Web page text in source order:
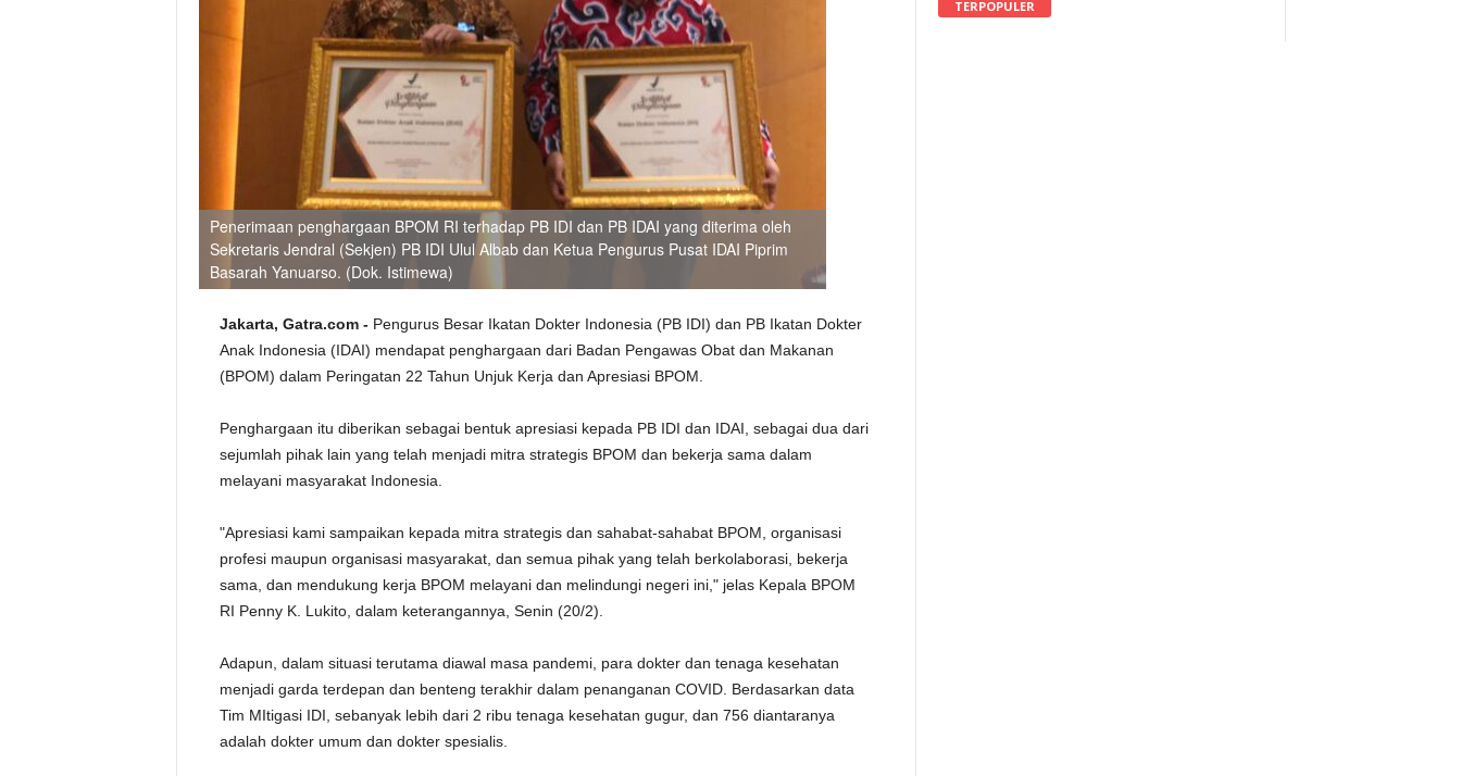
Penerimaan penghargaan BPOM RI terhadap PB IDI dan PB IDAI yang diterima oleh
Sekretaris Jendral (Sekjen) PB IDI Ulul Albab dan Ketua Pengurus Pusat IDAI Piprim
Basarah Yanuarso. (Dok. Istimewa)
Jakarta, Gatra.com - Pengurus Besar Ikatan Dokter Indonesia (PB IDI) dan PB Ikatan Dokter
Anak Indonesia (IDAI) mendapat penghargaan dari Badan Pengawas Obat dan Makanan
(BPOM) dalam Peringatan 22 Tahun Unjuk Kerja dan Apresiasi BPOM.
Penghargaan itu diberikan sebagai bentuk apresiasi kepada PB IDI dan IDAI, sebagai dua dari
sejumlah pihak lain yang telah menjadi mitra strategis BPOM dan bekerja sama dalam
melayani masyarakat Indonesia.
"Apresiasi kami sampaikan kepada mitra strategis dan sahabat-sahabat BPOM, organisasi
profesi maupun organisasi masyarakat, dan semua pihak yang telah berkolaborasi, bekerja
sama, dan mendukung kerja BPOM melayani dan melindungi negeri ini," jelas Kepala BPOM
RI Penny K. Lukito, dalam keterangannya, Senin (20/2).
Adapun, dalam situasi terutama diawal masa pandemi, para dokter dan tenaga kesehatan
menjadi garda terdepan dan benteng terakhir dalam penanganan COVID. Berdasarkan data
Tim MItigasi IDI, sebanyak lebih dari 2 ribu tenaga kesehatan gugur, dan 756 diantaranya
adalah dokter umum dan dokter spesialis.